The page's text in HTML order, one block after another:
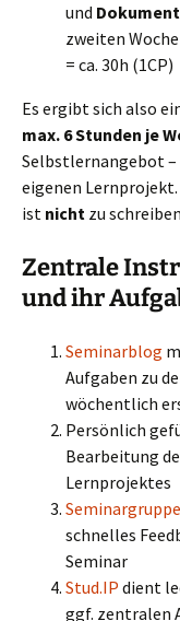
und
zweiten Woche
= ca. 30h (1CP)
Es ergibt sich also
max. 6 Stunden je
Selbstlernangebot
eigenen
ist nicht zu
Zentrale
und ihr
Seminarblog
Aufgaben zu
wöchentlich
Persönlich
Bearbeitung
Lernprojektes
schnelles
Seminar
Stud.IP dient
ggf. zentralen